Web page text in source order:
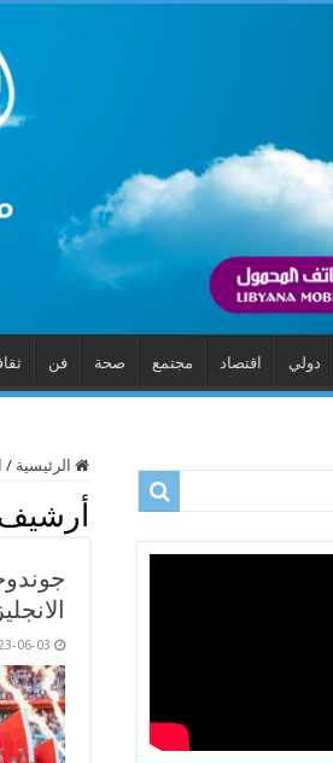
دولي اقتصاد مجتمع صحة فن
الرئيسية /
06-03